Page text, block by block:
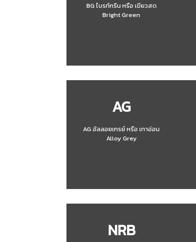
BG ไบรท์กรีน หรือ เขียวสด
Bright Green
AG
AG อัลลอยเกรย์ หรือ เทาอ่อน
Alloy Grey
NRB